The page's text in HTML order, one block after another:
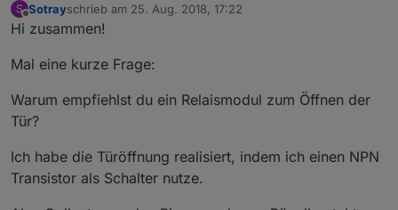
S Sotrayschrieb am 25. Aug. 2018, 17:22
zuletzt editiert von
Hi zusammen!
Mal eine kurze Frage:
Warum empfiehlst du ein Relaismodul zum Öffnen der
Tür?
Ich habe die Türöffnung realisiert, indem ich einen NPN
Transistor als Schalter nutze.